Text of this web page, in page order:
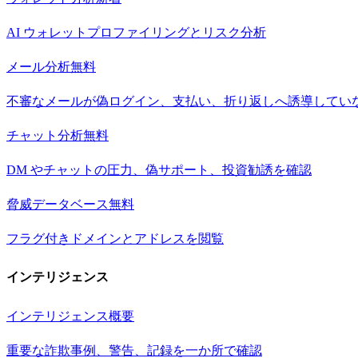
AI ウォレットプロファイリングとリスク分析
メール分析無料
不審なメールが偽ログイン、支払い、折り返しへ誘導してい
チャット分析無料
DM やチャットの圧力、偽サポート、投資勧誘を確認
脅威データベース無料
フラグ付きドメインとアドレスを閲覧
インテリジェンス
インテリジェンス概要
重要な詐欺事例、警告、記録を一か所で確認